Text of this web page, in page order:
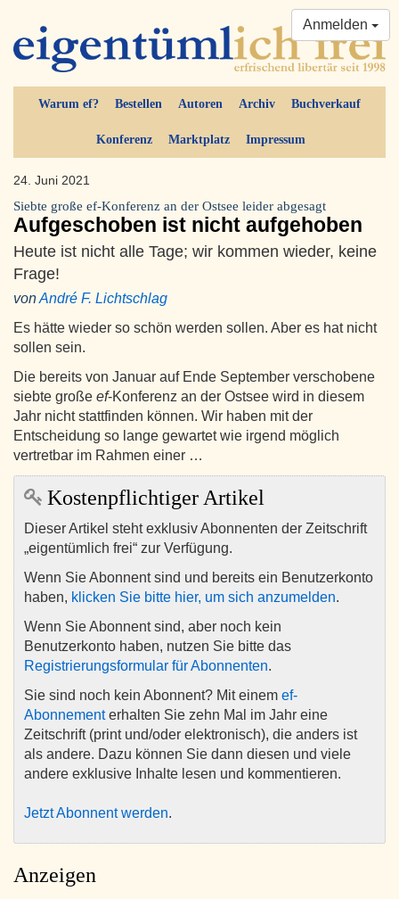
Warum ef? Bestellen Autoren Archiv Buchverkauf
Konferenz Marktplatz Impressum
Anmelden
24. Juni 2021
Siebte große ef-Konferenz an der Ostsee leider abgesagt
Aufgeschoben ist nicht aufgehoben
Heute ist nicht alle Tage; wir kommen wieder, keine
Frage!
vonAndré F. Lichtschlag
Es hätte wieder so schön werden sollen. Aber es hat nicht
sollen sein.
Die bereits von Januar auf Ende September verschobene
siebte große ef-Konferenz an der Ostsee wird in diesem
Jahr nicht stattfinden können. Wir haben mit der
Entscheidung so lange gewartet wie irgend möglich
vertretbar im Rahmen einer …
Kostenpflichtiger Artikel
Dieser Artikel steht exklusiv Abonnenten der Zeitschrift
„eigentümlich frei“ zur Verfügung.
Wenn Sie Abonnent sind und bereits ein Benutzerkonto
haben, klicken Sie bitte hier, um sich anzumelden.
Wenn Sie Abonnent sind, aber noch kein
Benutzerkonto haben, nutzen Sie bitte das
Registrierungsformular für Abonnenten.
Sie sind noch kein Abonnent? Mit einem ef-
Abonnementerhalten Sie zehn Mal im Jahr eine
Zeitschrift (print und/oder elektronisch), die anders ist
als andere. Dazu können Sie dann diesen und viele
andere exklusive Inhalte lesen und kommentieren.
Jetzt Abonnent werden.
Anzeigen